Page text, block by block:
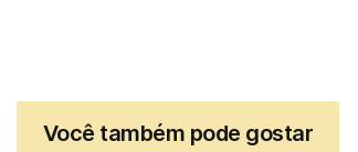
Você também pode gostar